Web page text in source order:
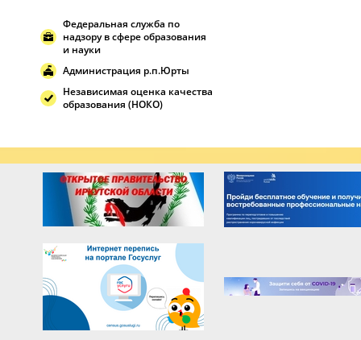
Федеральная служба по
надзору в сфере образования
и науки
Администрация р.п.Юрты
Независимая оценка качества
образования (НОКО)